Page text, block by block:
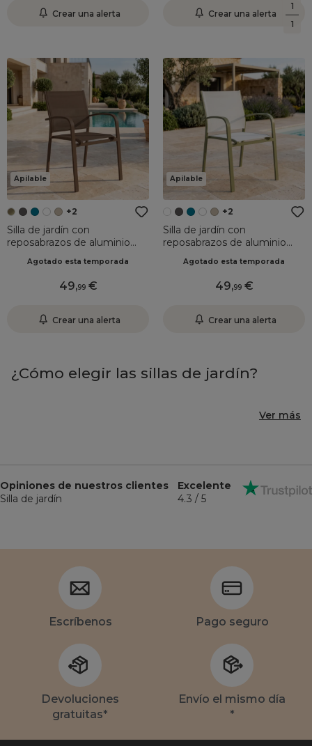
1
1
Crear una alerta Crear una alerta
Apilable
+2
Silla de jardín con
reposabrazos de aluminio
Agotado esta temporada
49,99
Crear una alerta
Apilable
+2
Silla de jardín con
reposabrazos de aluminio
Agotado esta temporada
49,99
Crear una alerta
¿Cómo elegir las sillas de jardín?
Ver más
Opiniones de nuestros clientes
Silla de jardín
Excelente
4.3 / 5
Escríbenos Pago seguro
Devoluciones
gratuitas*
Envío el mismo día
*